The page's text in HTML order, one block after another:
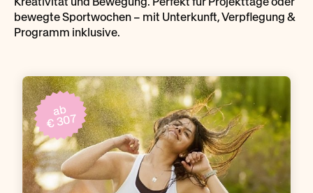
bewegte Sportwochen – mit Unterkunft, Verpflegung &
Programm inklusive.
ab
€ 307